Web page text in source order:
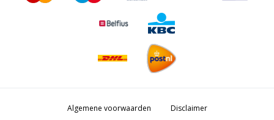
Algemene voorwaarden Disclaimer